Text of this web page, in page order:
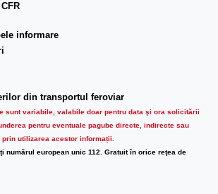
informare
din transportul feroviar
sunt variabile, valabile doar pentru data şi ora solicitării
pentru eventuale pagube directe, indirecte sau
utilizarea acestor informații.
numărul european unic 112. Gratuit în orice reţea de